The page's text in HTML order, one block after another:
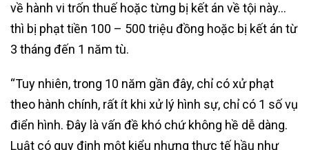
về hành vi trốn thuế hoặc từng bị kết án về tội này…
thì bị phạt tiền 100 – 500 triệu đồng hoặc bị kết án từ
3 tháng đến 1 năm tù.
“Tuy nhiên, trong 10 năm gần đây, chỉ có xử phạt
theo hành chính, rất ít khi xử lý hình sự, chỉ có 1 số vụ
điển hình. Đây là vấn đề khó chứ không hề dễ dàng.
Luật có quy định một kiểu nhưng thực tế hầu như